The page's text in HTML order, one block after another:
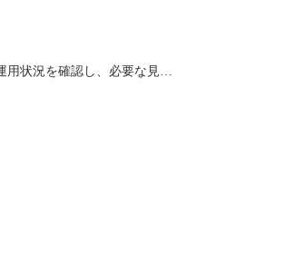
用状況を確認し、必要な見…